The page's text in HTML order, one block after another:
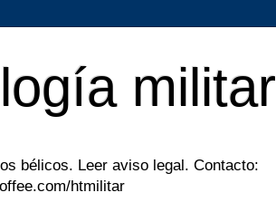
militar
bélicos. Leer aviso legal. Contacto:
htmilitar